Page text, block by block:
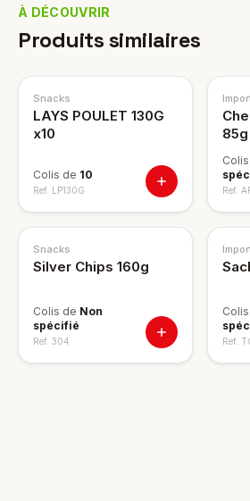
À DÉCOUVRIR
Produits similaires
Snacks
LAYS POULET 130G
x10
Colis de 10
Ref. LP130G
85g
Ref.
Snacks
Silver Chips 160g
Colis de Non
spécifié
Ref. 304 Ref.